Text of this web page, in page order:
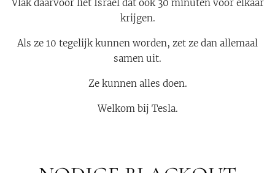
Vlak daarvoor liet Israël dat ook 30 minuten voor elkaar
krijgen.
Als ze 10 tegelijk kunnen worden, zet ze dan allemaal
samen uit.
Ze kunnen alles doen.
Welkom bij Tesla.